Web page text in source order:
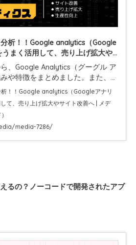
析！！Google analytics（Google
まく活用して、売り上げ拡大や
ア | NOCODO（ノコド）
、Google Analytics（グーグル ア
や特徴をまとめました。また、実
分析をチーム単位で行う際の必須
ルについても解…
media-7286/
るの？ノーコードで開発されたアプ